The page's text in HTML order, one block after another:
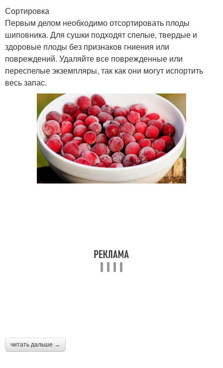
Сортировка
Первым делом необходимо отсортировать плоды
шиповника. Для сушки подходят спелые, твердые и
здоровые плоды без признаков гниения или
повреждений. Удаляйте все поврежденные или
переспелые экземпляры, так как они могут испортить
весь запас.
читать дальше →